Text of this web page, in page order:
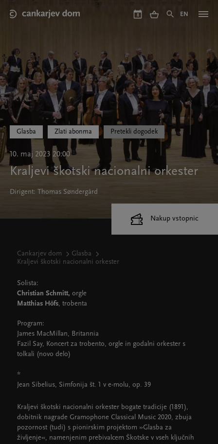
main
8 EN
Glasba Zlati abonma Pretekli dogodek
10. maj 2023 20:00
Kraljevi škotski nacionalni orkester
Dirigent: Thomas Søndergård
Cankarjev dom
Glasba
Kraljevi škotski nacionalni orkester
Solista:
Christian Schmitt, orgle
Matthias Höfs, trobenta
Program:
James MacMillan, Britannia
Fazil Say, Koncert za trobento, orgle in godalni orkester s
tolkali (novo delo)
*
Jean Sibelius, Simfonija št. 1 v e-molu, op. 39
Kraljevi škotski nacionalni orkester bogate tradicije (1891),
dobitnik nagrade Gramophone Classical Music 2020, zbuja
pozornost (tudi) s pionirskim projektom »Glasba za
življenje«, namenjenim prebivalcem Škotske v vseh ključnih
Nakup vstopnic